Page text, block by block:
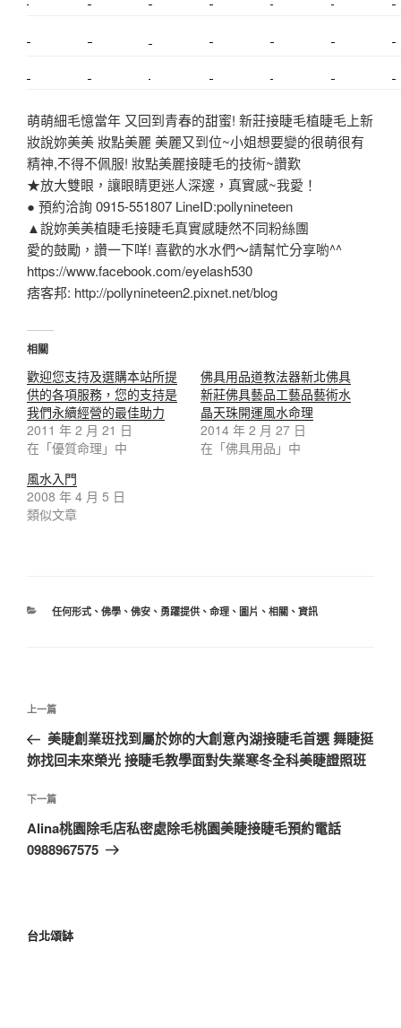
萌萌細毛憶當年 又回到青春的甜蜜! 新莊接睫毛植睫毛上新
妝說妳美美 妝點美麗 美麗又到位~小姐想要變的很萌很有
精神,不得不佩服! 妝點美麗接睫毛的技術~讚歎
★放大雙眼，讓眼睛更迷人深邃，真實感~我愛！
● 預約洽詢 0915-551807 LineID:pollynineteen
▲說妳美美植睫毛接睫毛真實感睫然不同粉絲團
愛的鼓勵，讚一下咩! 喜歡的水水們～請幫忙分享喲^^
https://www.facebook.com/eyelash530
痞客邦: http://pollynineteen2.pixnet.net/blog
相關
歡迎您支持及選購本站所提
供的各項服務，您的支持是
我們永續經營的最佳助力
2011 年 2 月 21 日
在「優質命理」中
佛具用品道教法器新北佛具
新莊佛具藝品工藝品藝術水
晶天珠開運風水命理
2014 年 2 月 27 日
在「佛具用品」中
風水入門
2008 年 4 月 5 日
類似文章
任何形式、 佛學、 佛安、 勇躍提供、 命理、 圖片 、 相關 、 資訊
上一篇
美睫創業班找到屬於妳的大創意內湖接睫毛首選 舞睫挺
妳找回未來榮光 接睫毛教學面對失業寒冬全科美睫證照班
下一篇
Alina桃園除毛店私密處除毛桃園美睫接睫毛預約電話
0988967575
台北頌缽